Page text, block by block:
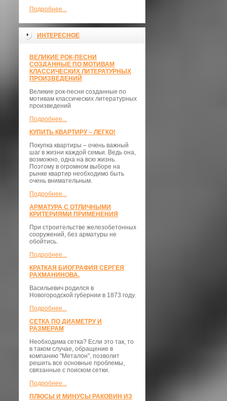
Подробнее...
ИНТЕРЕСНОЕ
ВЕЛИКИЕ РОК-ПЕСНИ
СОЗДАННЫЕ ПО МОТИВАМ
КЛАССИЧЕСКИХ ЛИТЕРАТУРНЫХ
ПРОИЗВЕДЕНИЙ
Великие рок-песни созданные по
мотивам классических литературных
произведений
Подробнее...
КУПИТЬ КВАРТИРУ – ЛЕГКО!
Покупка квартиры – очень важный
шаг в жизни каждой семьи. Ведь она,
возможно, одна на всю жизнь.
Поэтому в огромном выборе на
рынке квартир необходимо быть
очень внимательным.
Подробнее...
АРМАТУРА С ОТЛИЧНЫМИ
КРИТЕРИЯМИ ПРИМЕНЕНИЯ
При строительстве железобетонных
сооружений, без арматуры не
обойтись.
Подробнее...
КРАТКАЯ БИОГРАФИЯ СЕРГЕЯ
РАХМАНИНОВА.
Васильевич родился в
Новогородской губернии в 1873 году.
Подробнее...
СЕТКА ПО ДИАМЕТРУ И
РАЗМЕРАМ
Необходима сетка? Если это так, то
в таком случае, обращение в
компанию "Металон", позволит
решить все основные проблемы,
связанные с поиском сетки.
Подробнее...
ПЛЮСЫ И МИНУСЫ РАКОВИН ИЗ